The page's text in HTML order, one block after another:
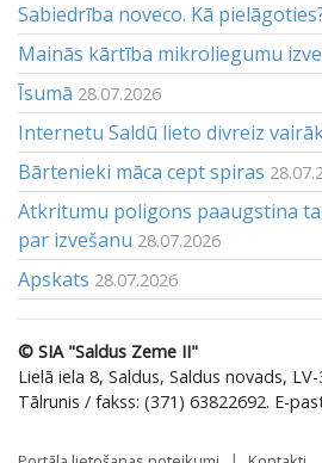
Sabiedrība noveco. Kā
Mainās kārtība mikroliegumu
Īsumā 28.07.2026
Internetu Saldū lieto divreiz
Bārtenieki māca cept spiras
Atkritumu poligons paaugstina
par izvešanu 28.07.2026
Apskats 28.07.2026
© SIA "Saldus Zeme II"
Lielā iela 8, Saldus, Saldus novads, LV-
Tālrunis / fakss: (371) 63822692. E-